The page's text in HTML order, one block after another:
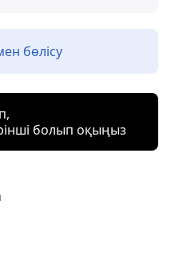
бөлісу
болып оқыңыз